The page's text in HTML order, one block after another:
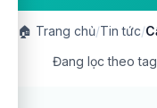
🏠 Trang chủ/Tin tức/
Đang lọc theo